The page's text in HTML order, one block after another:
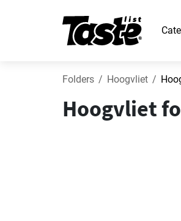
Folders Hoogvliet
Hoogvliet